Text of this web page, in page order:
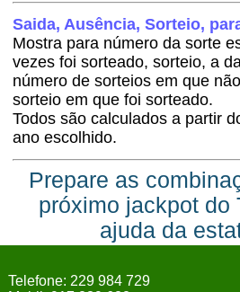
Saida, Ausência, Sorteio,
Mostra para número da sorte
vezes foi sorteado, sorteio, a
número de sorteios em que
sorteio em que foi sorteado.
Todos são calculados a partir
ano escolhido.
Prepare as
próximo jackpot do
ajuda da
Telefone: 229 984 729